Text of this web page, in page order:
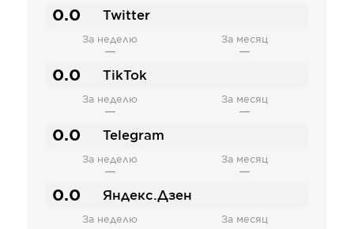
0.0 Twitter
За неделю
—
За месяц
—
0.0 TikTok
За неделю
—
За месяц
—
0.0 Telegram
За неделю
—
За месяц
—
0.0 Яндекс.Дзен
За неделю За месяц